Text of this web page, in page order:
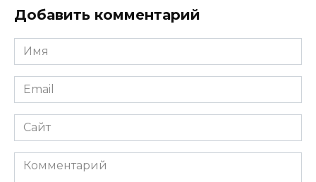
Добавить комментарий
Имя
*
Email
*
Сайт
Комментарий